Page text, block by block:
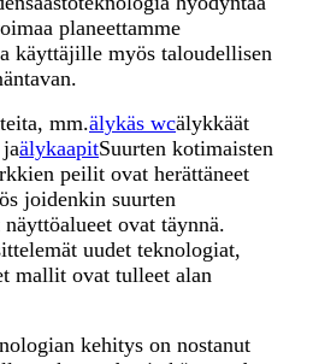
planeettamme
käyttäjille myös taloudellisen
mm.älykäs wcälykkäät
älykaapitSuurten kotimaisten
peilit ovat herättäneet
joidenkin suurten
ovat täynnä.
uudet teknologiat,
mallit ovat tulleet alan
kehitys on nostanut